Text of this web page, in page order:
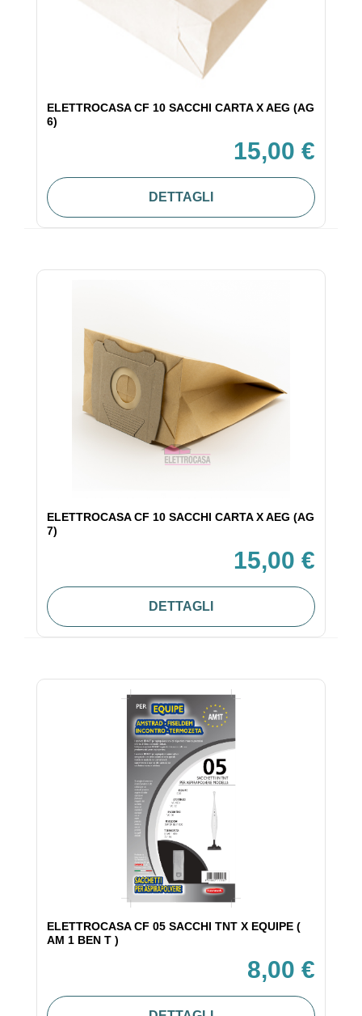
ELETTROCASA CF 10 SACCHI CARTA X AEG (AG
6)
15,00 €
DETTAGLI
ELETTROCASA CF 10 SACCHI CARTA X AEG (AG
7)
15,00 €
DETTAGLI
ELETTROCASA CF 05 SACCHI TNT X EQUIPE (
AM 1 BEN T )
8,00 €